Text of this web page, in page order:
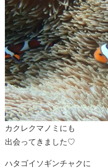
カクレクマノミにも
出会ってきました♡
ハタゴイソギンチャクに